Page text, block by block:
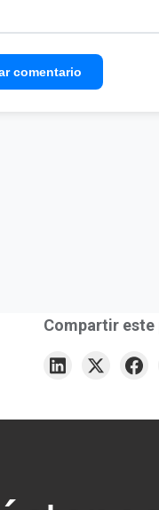
comentario
Compartir este